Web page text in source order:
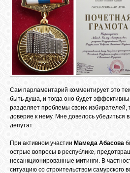
Сам парламентарий комментирует это
быть душа, и тогда оно будет
разделяет проблемы своих избирателей,
доверие к нему. Мне довелось убедиться
депутат.
При активном участии Мамеда Абасова
острые вопросы в республике,
несанкционированные митинги. В
ситуацию со строительством самурского